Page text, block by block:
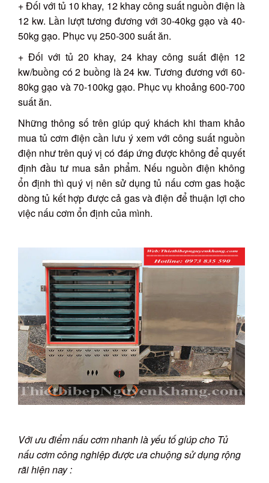
+ Đối với tủ 10 khay, 12 khay công suất nguồn điện là
12 kw. Lần lượt tương đương với 30-40kg gạo và 40-
50kg gạo. Phục vụ 250-300 suất ăn.
+ Đối với tủ 20 khay, 24 khay công suất điện 12
kw/buồng có 2 buồng là 24 kw. Tương đương với 60-
80kg gạo và 70-100kg gạo. Phục vụ khoảng 600-700
suất ăn.
Những thông số trên giúp quý khách khi tham khảo
mua tủ cơm điện cần lưu ý xem với công suất nguồn
điện như trên quý vị có đáp ứng được không để quyết
định đầu tư mua sản phẩm. Nếu nguồn điện không
ổn định thì quý vị nên sử dụng tủ nấu cơm gas hoặc
dòng tủ kết hợp được cả gas và điện để thuận lợi cho
việc nấu cơm ổn định của mình.
Với ưu điểm nấu cơm nhanh là yếu tố giúp cho Tủ
nấu cơm công nghiệp được ưa chuộng sử dụng rộng
rãi hiện nay :